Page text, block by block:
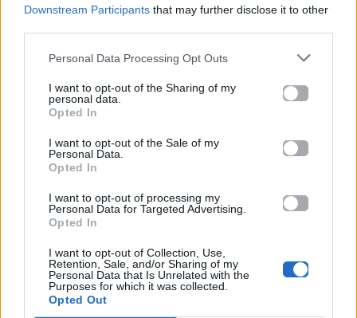
Downstream Participants that may further disclose it to other
Personal Data Processing Opt Outs
I want to opt-out of the Sharing of my
personal data.
Opted In
I want to opt-out of the Sale of my
Personal Data.
Opted In
I want to opt-out of processing my
Personal Data for Targeted Advertising.
Opted In
I want to opt-out of Collection, Use,
Retention, Sale, and/or Sharing of my
Personal Data that Is Unrelated with the
Purposes for which it was collected.
Opted Out
MAD TV
WATERBLOOM: Η νέα
δροσερή εκπομπή του
Mad Viral που στάζει
21.07.2025
Life
ΠΡΩΙΝΟ Chaγάκιε: Η
συνέντευξη που θα
13.05.2025